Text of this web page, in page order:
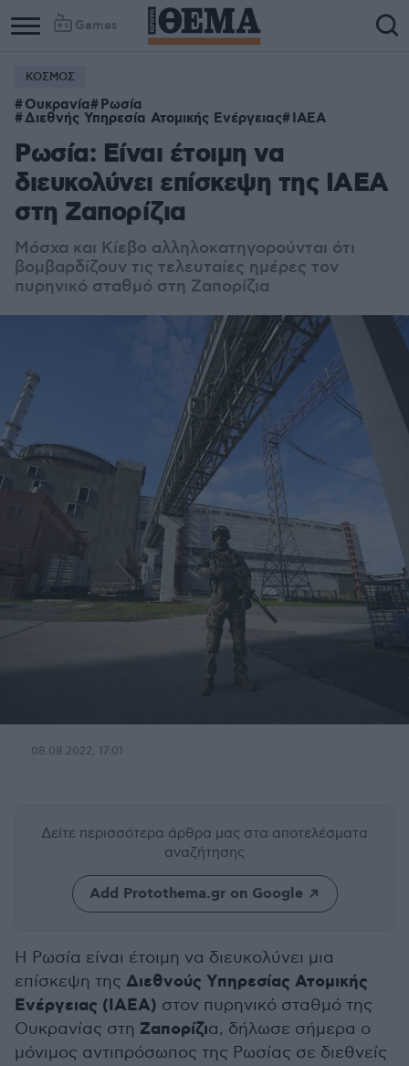
Games
ΚΟΣΜΟΣ
Ουκρανία Ρωσία
Διεθνής Υπηρεσία Ατομικής Ενέργειας IAEA
Ρωσία: Είναι έτοιμη να
διευκολύνει επίσκεψη της ΙΑΕΑ
στη Ζαπορίζια
Μόσχα και Κίεβο αλληλοκατηγορούνται ότι
βομβαρδίζουν τις τελευταίες ημέρες τον
πυρηνικό σταθμό στη Ζαπορίζια
08.08.2022, 17:01
Δείτε περισσότερα άρθρα μας στα αποτελέσματα
αναζήτησης
Add Protothema.gr on Google
Η Ρωσία είναι έτοιμη να διευκολύνει μια
επίσκεψη της Διεθνούς Υπηρεσίας Ατομικής
Ενέργειας (IAEA) στον πυρηνικό σταθμό της
Ουκρανίας στη Ζαπορίζια, δήλωσε σήμερα ο
μόνιμος αντιπρόσωπος της Ρωσίας σε διεθνείς